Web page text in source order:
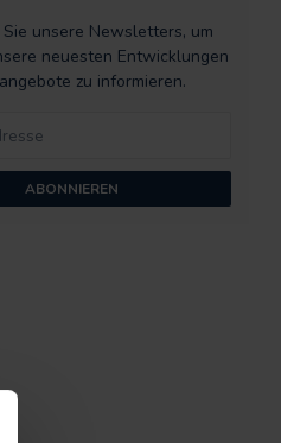
unsere Newsletters, um
neuesten Entwicklungen
zu informieren.
ABONNIEREN